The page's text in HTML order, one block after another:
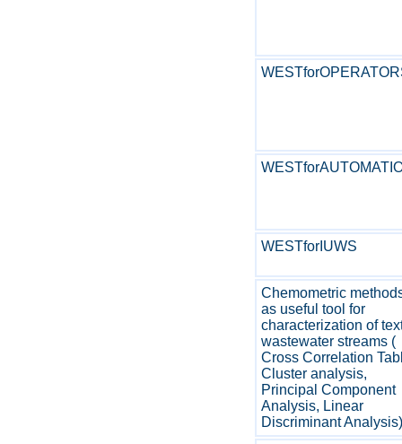
WESTforIUWS
Chemometric
as useful tool for
characterization of
wastewater streams (
Cross Correlation
Cluster analysis,
Principal Component
Analysis, Linear
Discriminant Analysis)